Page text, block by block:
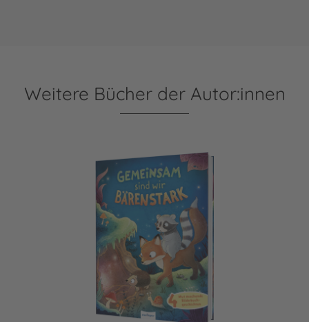
Weitere Bücher der Autor:innen
Gemeinsam sind wir bärenstark